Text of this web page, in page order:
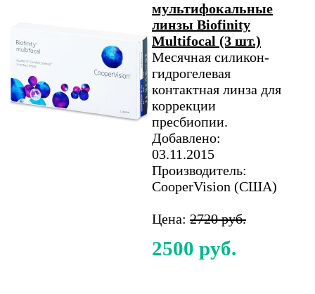
мультифокальные
линзы Biofinity
Multifocal (3 шт.)
Месячная силикон-
гидрогелевая
контактная линза для
коррекции
пресбиопии.
Добавлено:
03.11.2015
Производитель:
CooperVision (США)
Цена: 2720 руб.
2500 руб.